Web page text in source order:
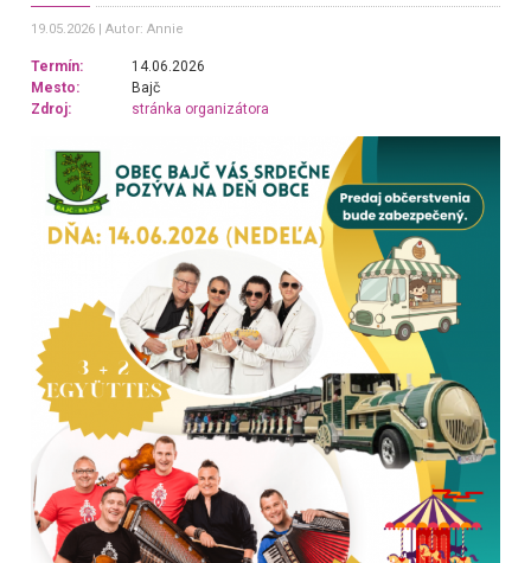
19.05.2026 Autor: Annie
Termín:
14.06.2026
Mesto:
Bajč
Zdroj:
stránka organizátora